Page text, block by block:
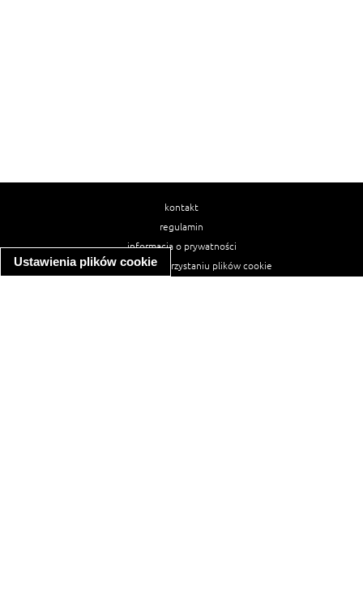
Ustawienia plików cookie
kontakt
regulamin
informacja o prywatności
informacja o wykorzystaniu plików cookie